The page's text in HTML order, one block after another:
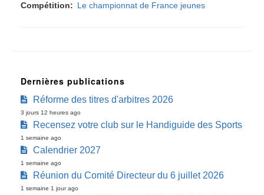
Compétition Le championnat de France jeunes
Dernières publications
Réforme des titres d'arbitres 2026
3 jours 12 heures ago
Recensez votre club sur le Handiguide des Sports
1 semaine ago
Calendrier 2027
1 semaine ago
Réunion du Comité Directeur du 6 juillet 2026
1 semaine 1 jour ago